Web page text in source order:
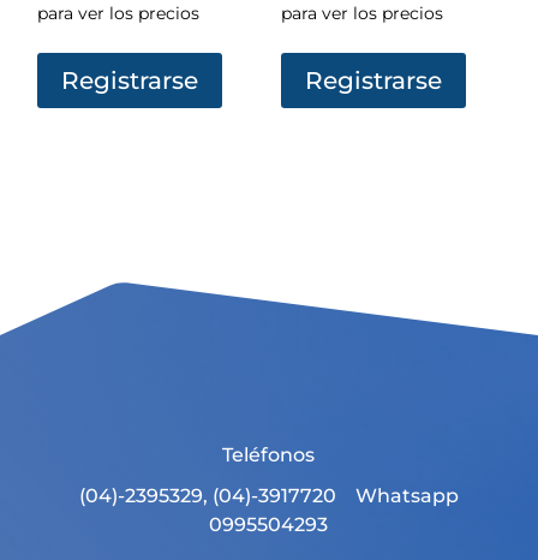
para ver los precios
Registrarse
para ver los precios
Registrarse
Teléfonos
(04)-2395329, (04)-3917720 Whatsapp
0995504293